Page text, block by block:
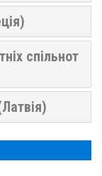
спільнот